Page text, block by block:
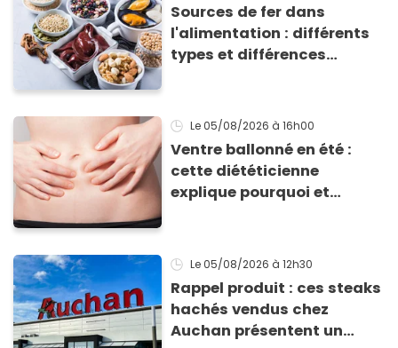
Sources de fer dans
l'alimentation : différents
types et différences
Le 05/08/2026 à 16h00
Ventre ballonné en été :
cette diététicienne
explique pourquoi et
Le 05/08/2026 à 12h30
Rappel produit : ces steaks
hachés vendus chez
Auchan présentent un